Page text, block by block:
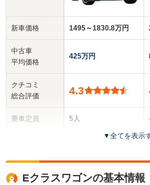
新車価格
中古車
平均価格
クチコミ
総合評価
乗車定員
1495～1830.8万円
425万円
4.3
5人
1.44m～1.46m
▼全てを表示
Eクラスワゴンの基本情報